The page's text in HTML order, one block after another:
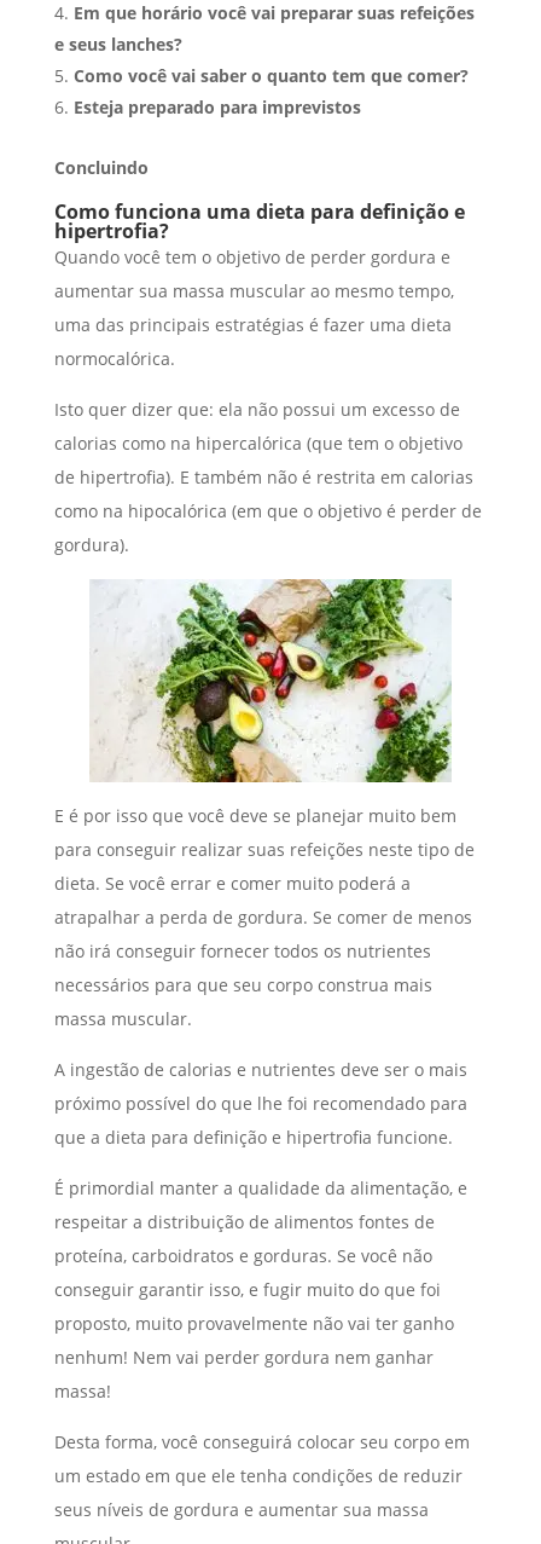
Em que horário você vai preparar suas refeições
e seus lanches?
Como você vai saber o quanto tem que comer?
Esteja preparado para imprevistos
Concluindo
Como funciona uma dieta para definição e
hipertrofia?
Quando você tem o objetivo de perder gordura e
aumentar sua massa muscular ao mesmo tempo,
uma das principais estratégias é fazer uma dieta
normocalórica.
Isto quer dizer que: ela não possui um excesso de
calorias como na hipercalórica (que tem o objetivo
de hipertrofia). E também não é restrita em calorias
como na hipocalórica (em que o objetivo é perder de
gordura).
E é por isso que você deve se planejar muito bem
para conseguir realizar suas refeições neste tipo de
dieta. Se você errar e comer muito poderá a
atrapalhar a perda de gordura. Se comer de menos
não irá conseguir fornecer todos os nutrientes
necessários para que seu corpo construa mais
massa muscular.
A ingestão de calorias e nutrientes deve ser o mais
próximo possível do que lhe foi recomendado para
que a dieta para definição e hipertrofia funcione.
É primordial manter a qualidade da alimentação, e
respeitar a distribuição de alimentos fontes de
proteína, carboidratos e gorduras. Se você não
conseguir garantir isso, e fugir muito do que foi
proposto, muito provavelmente não vai ter ganho
nenhum! Nem vai perder gordura nem ganhar
massa!
Desta forma, você conseguirá colocar seu corpo em
um estado em que ele tenha condições de reduzir
seus níveis de gordura e aumentar sua massa